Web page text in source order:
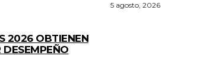
5 agosto, 2026
2026 OBTIENEN